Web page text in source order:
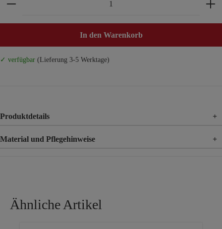
In den Warenkorb
✓ verfügbar (Lieferung 3-5 Werktage)
Produktdetails +
Material und Pflegehinweise +
Ähnliche Artikel